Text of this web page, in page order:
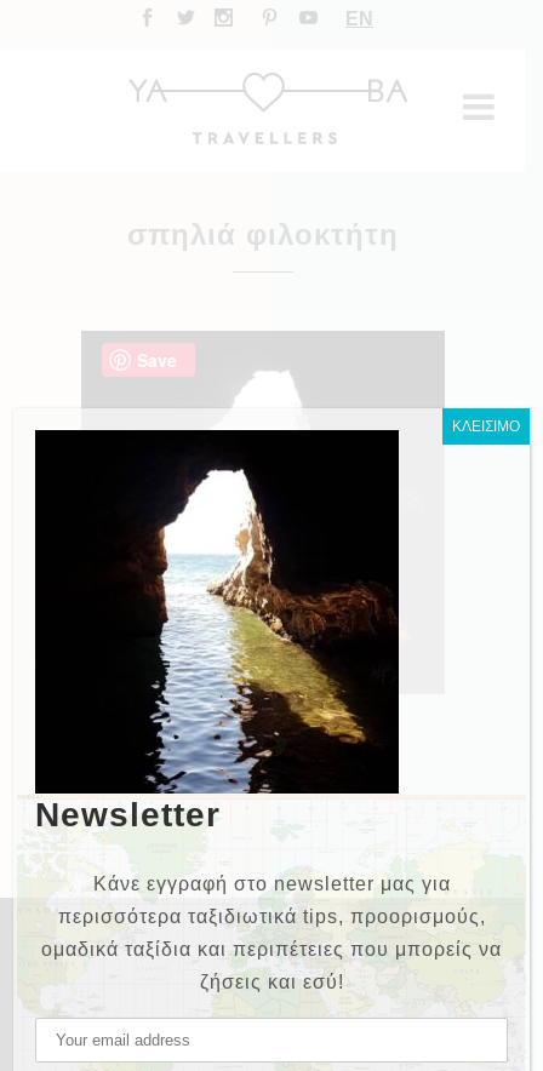
EN
σπηλιά φιλοκτήτη
NEWSLETTER
Newsletter
Κάνε εγγραφή στο newsletter μας για
περισσότερα ταξιδιωτικά tips, προορισμούς,
ομαδικά ταξίδια και περιπέτειες που μπορείς να
ζήσεις και εσύ!
ΚΛΕΙΣΙΜΟ
Save